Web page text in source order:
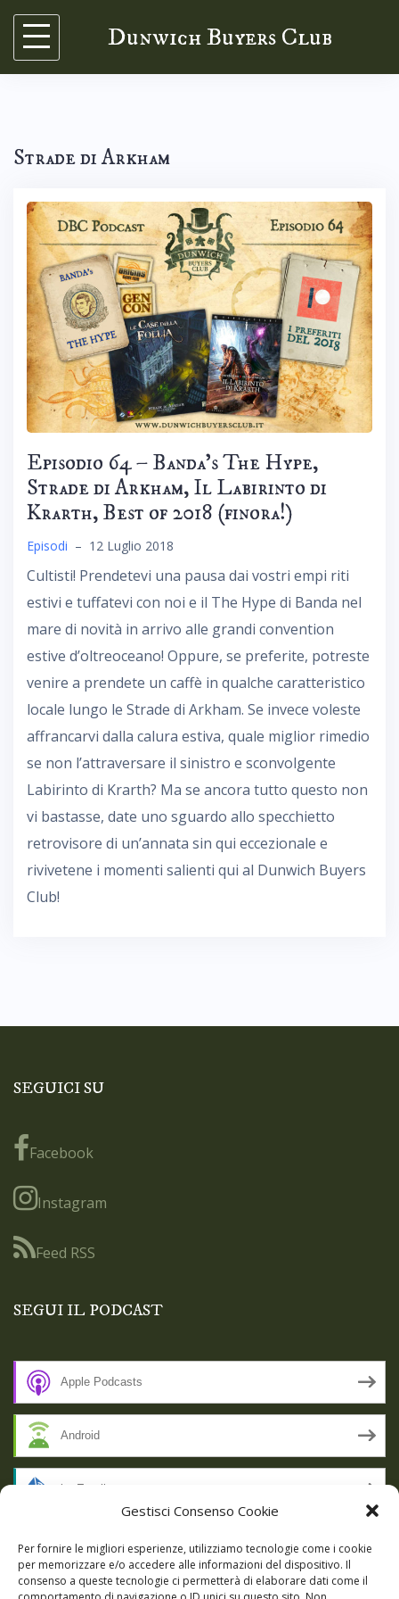
Gestisci Consenso Cookie
Per fornire le migliori esperienze, utilizziamo tecnologie come i cookie
per memorizzare e/o accedere alle informazioni del dispositivo. Il
consenso a queste tecnologie ci permetterà di elaborare dati come il
Skip
content
Dunwich Buyers Club
Strade di Arkham
Episodio 64 – Banda’s The Hype,
Strade di Arkham, Il Labirinto di
Krarth, Best of 2018 (finora!)
Episodi – 12 Luglio 2018
Cultisti! Prendetevi una pausa dai vostri empi riti
estivi e tuffatevi con noi e il The Hype di Banda nel
mare di novità in arrivo alle grandi convention
estive d’oltreoceano! Oppure, se preferite, potreste
venire a prendete un caffè in qualche caratteristico
locale lungo le Strade di Arkham. Se invece voleste
affrancarvi dalla calura estiva, quale miglior rimedio
se non l’attraversare il sinistro e sconvolgente
Labirinto di Krarth? Ma se ancora tutto questo non
vi bastasse, date uno sguardo allo specchietto
retrovisore di un’annata sin qui eccezionale e
rivivetene i momenti salienti qui al Dunwich Buyers
Club!
SEGUICI SU
Facebook
Instagram
Feed RSS
SEGUI IL PODCAST
Apple Podcasts
Android
by Email
RSS